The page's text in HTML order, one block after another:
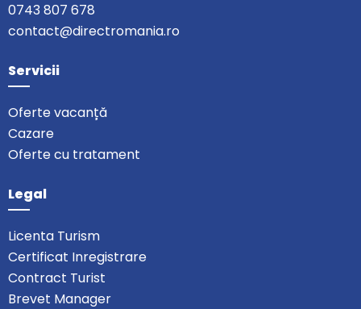
0743 807 678
contact@directromania.ro
Servicii
Oferte vacanță
Cazare
Oferte cu tratament
Legal
Licenta Turism
Certificat Inregistrare
Contract Turist
Brevet Manager